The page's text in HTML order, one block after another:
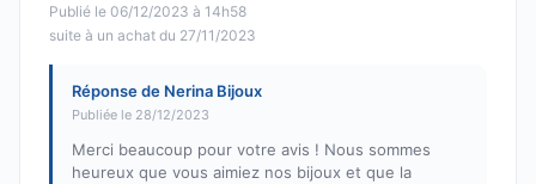
Publié le 06/12/2023 à 14h58
suite à un achat du 27/11/2023
Réponse de Nerina Bijoux
Publiée le 28/12/2023
Merci beaucoup pour votre avis ! Nous sommes
heureux que vous aimiez nos bijoux et que la